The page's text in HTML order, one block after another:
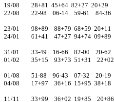
19/08 28+81 45+64 82+27 20+29
22/08 22-98 06-14 59-61 84-36
23/01 98+89 88+79 68+59 20+11
24/01 61+41 47+27 94+74 09+89
31/01 33-49 16-66 82-00 20-62
01/02 35+15 93+73 51+31 22+02
01/08 51-88 96-43 07-32 20-19
04/08 17+97 36+16 15+95 38+18
11/11 33+99 36+02 19+85 20+86